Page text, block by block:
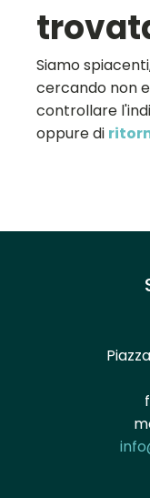
Siamo
cercando non
controllare
oppure di